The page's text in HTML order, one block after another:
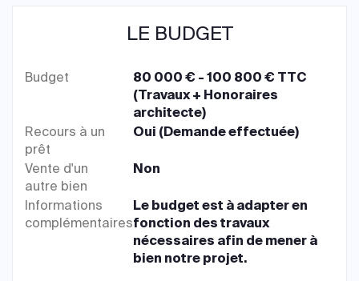
LE BUDGET
Budget
80 000 € - 100 800 € TTC
(Travaux + Honoraires
architecte)
Recours à un
prêt
Oui (Demande effectuée)
Vente d'un
autre bien
Non
Informations
complémentaires
Le budget est à adapter en
fonction des travaux
nécessaires afin de mener à
bien notre projet.